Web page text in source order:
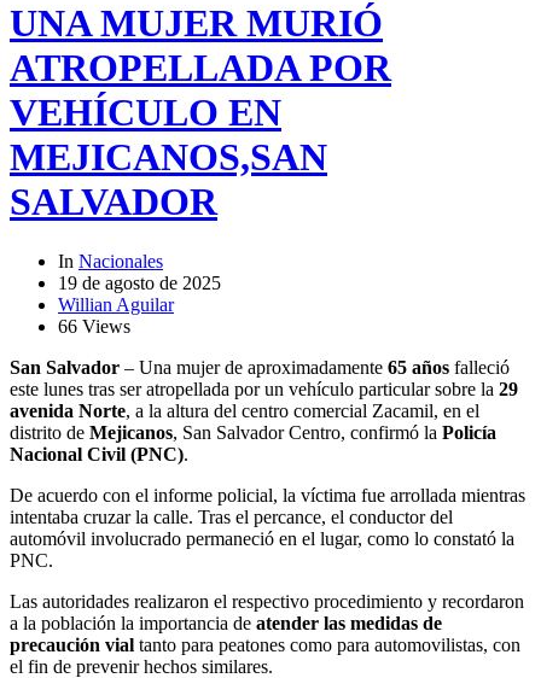
UNA MUJER MURIÓ
ATROPELLADA POR
VEHÍCULO EN
MEJICANOS,SAN
SALVADOR
In Nacionales
19 de agosto de 2025
Willian Aguilar
66 Views
San Salvador – Una mujer de aproximadamente 65 años falleció
este lunes tras ser atropellada por un vehículo particular sobre la 29
avenida Norte, a la altura del centro comercial Zacamil, en el
distrito de Mejicanos, San Salvador Centro, confirmó la Policía
Nacional Civil (PNC).
De acuerdo con el informe policial, la víctima fue arrollada mientras
intentaba cruzar la calle. Tras el percance, el conductor del
automóvil involucrado permaneció en el lugar, como lo constató la
PNC.
Las autoridades realizaron el respectivo procedimiento y recordaron
a la población la importancia de atender las medidas de
precaución vial tanto para peatones como para automovilistas, con
el fin de prevenir hechos similares.